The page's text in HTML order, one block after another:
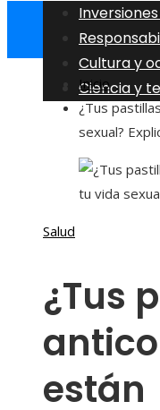
Cultura y
Ciencia y
Inicio
¿Tus
sexual?
Salud
¿Tus
están